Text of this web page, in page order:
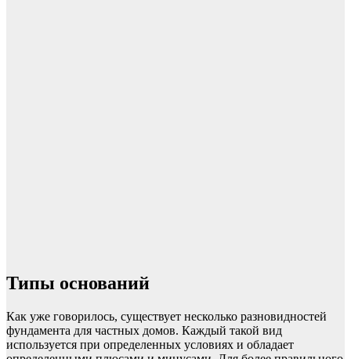
Типы оснований
Как уже говорилось, существует несколько разновидностей
фундамента для частных домов. Каждый такой вид
используется при определенных условиях и обладает